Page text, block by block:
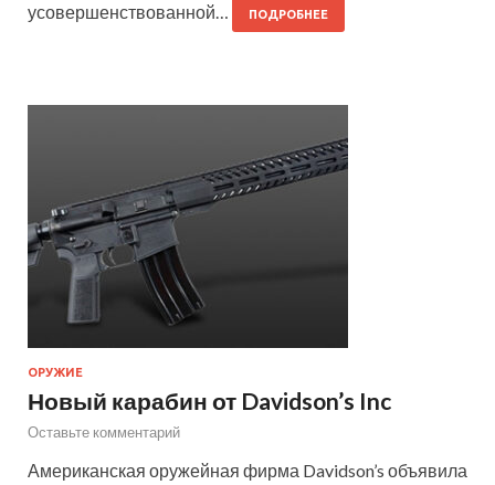
усовершенствованной…
ПОДРОБНЕЕ
ОРУЖИЕ
Новый карабин от Davidson’s Inc
Оставьте комментарий
Американская оружейная фирма Davidson’s объявила